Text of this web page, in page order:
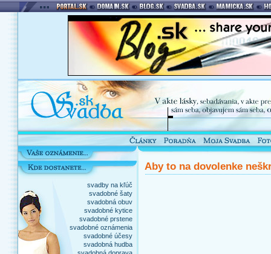
svadby na kľúč
svadobné šaty
svadobná obuv
svadobné kytice
svadobné prstene
svadobné oznámenia
svadobné účesy
svadobná hudba
Aby to na dovolenke